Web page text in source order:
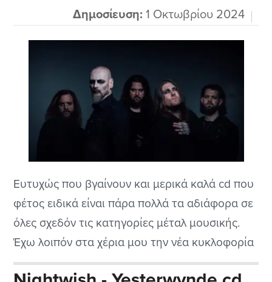
Δημοσίευση: 1 Οκτωβρίου 2024
Ευτυχώς που βγαίνουν και μερικά καλά cd που
φέτος ειδικά είναι πάρα πολλά τα αδιάφορα σε
όλες σχεδόν τις κατηγορίες μέταλ μουσικής.
Έχω λοιπόν στα χέρια μου την νέα κυκλοφορία
από τους Βρετανούς High Parasite που πρώτη